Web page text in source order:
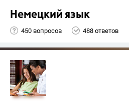
Немецкий язык
450 вопросов 488 ответов